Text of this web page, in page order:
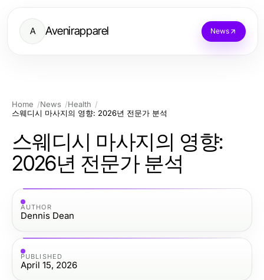
A Avenirapparel News
Home News
Health
스웨디시 마사지의 영향: 2026년 전문가 분석
스웨디시 마사지의 영향:
2026년 전문가 분석
AUTHOR
Dennis Dean
PUBLISHED
April 15, 2026